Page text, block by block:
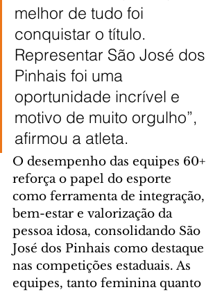
melhor de tudo foi
conquistar o título.
Representar São José dos
Pinhais foi uma
oportunidade incrível e
motivo de muito orgulho”,
afirmou a atleta.
O desempenho das equipes 60+
reforça o papel do esporte
como ferramenta de integração,
bem-estar e valorização da
pessoa idosa, consolidando São
José dos Pinhais como destaque
nas competições estaduais. As
equipes, tanto feminina quanto